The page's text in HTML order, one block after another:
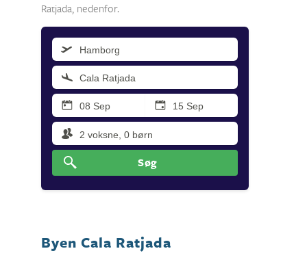
Ratjada, nedenfor.
Søg
Byen Cala Ratjada